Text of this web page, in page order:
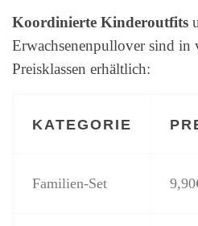
Koordinierte Kinderoutfits
Erwachsenenpullover sind in
Preisklassen erhältlich:
KATEGORIE
Familien-Set